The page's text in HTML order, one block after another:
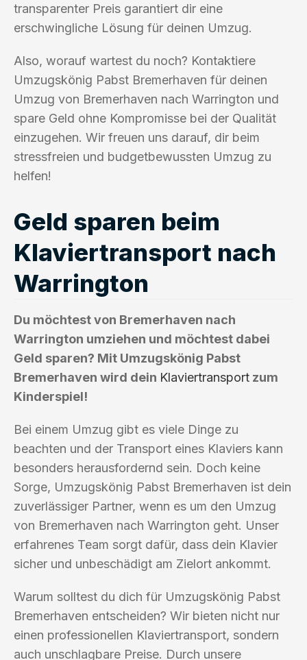
transparenter Preis garantiert dir eine
erschwingliche Lösung für deinen Umzug.
Also, worauf wartest du noch? Kontaktiere
Umzugskönig Pabst Bremerhaven für deinen
Umzug von Bremerhaven nach Warrington und
spare Geld ohne Kompromisse bei der Qualität
einzugehen. Wir freuen uns darauf, dir beim
stressfreien und budgetbewussten Umzug zu
helfen!
Geld sparen beim
Klaviertransport nach
Warrington
Du möchtest von Bremerhaven nach
Warrington umziehen und möchtest dabei
Geld sparen? Mit Umzugskönig Pabst
Bremerhaven wird dein Klaviertransport zum
Kinderspiel!
Bei einem Umzug gibt es viele Dinge zu
beachten und der Transport eines Klaviers kann
besonders herausfordernd sein. Doch keine
Sorge, Umzugskönig Pabst Bremerhaven ist dein
zuverlässiger Partner, wenn es um den Umzug
von Bremerhaven nach Warrington geht. Unser
erfahrenes Team sorgt dafür, dass dein Klavier
sicher und unbeschädigt am Zielort ankommt.
Warum solltest du dich für Umzugskönig Pabst
Bremerhaven entscheiden? Wir bieten nicht nur
einen professionellen Klaviertransport, sondern
auch unschlagbare Preise. Durch unsere